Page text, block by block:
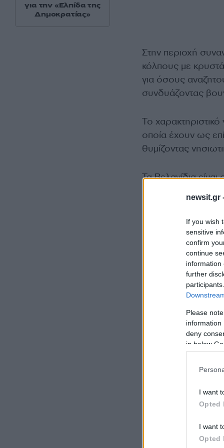
newsit.gr
If you wish
sensitive
confirm
continue
information
further
Please
information
deny
in below
I want
Opted
I want
Opted
Στην περιοχή
κόλπους με
για όσους
συνδυάζοντας
Το χαρακτηριστικό
οποία έχουν ως
θυμίζοντας
Τα Βελανίδια
για την «Ελπίδα της
Δημοκρατίας»